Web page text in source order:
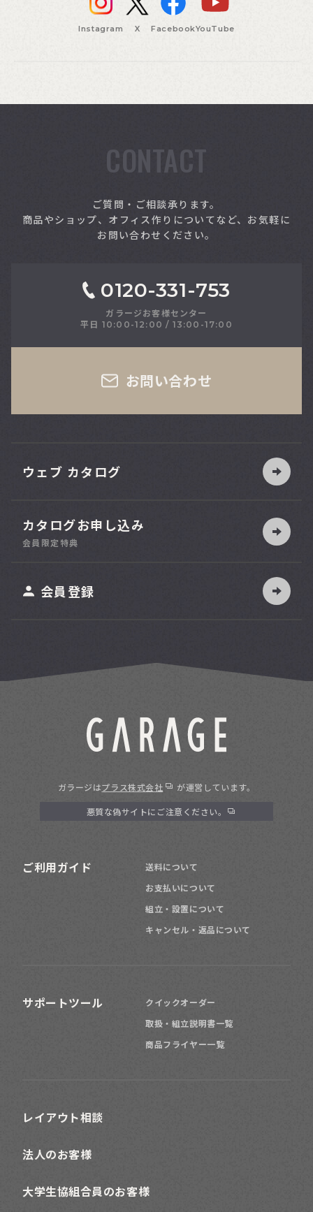
Instagram X FacebookYouTube
CONTACT
ご質問・ご相談承ります。
商品やショップ、オフィス作りについてなど、お気軽に
お問い合わせください。
0120-331-753
ガラージお客様センター
平日 10:00-12:00 / 13:00-17:00
お問い合わせ
ウェブ カタログ
カタログお申し込み
会員限定特典
会員登録
ガラージはプラス株式会社 が運営しています。
悪質な偽サイトにご注意ください。
ご利用ガイド
送料について
お支払いについて
組立・設置について
キャンセル・返品について
サポートツール
クイックオーダー
取扱・組立説明書一覧
商品フライヤー一覧
レイアウト相談
法人のお客様
大学生協組合員のお客様